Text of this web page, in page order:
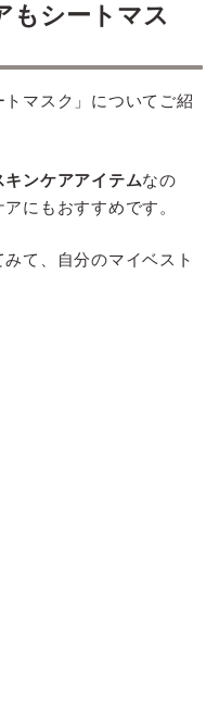
もシートマス
マスク」についてご紹
ンケアアイテムなの
にもおすすめです。
て、自分のマイベスト